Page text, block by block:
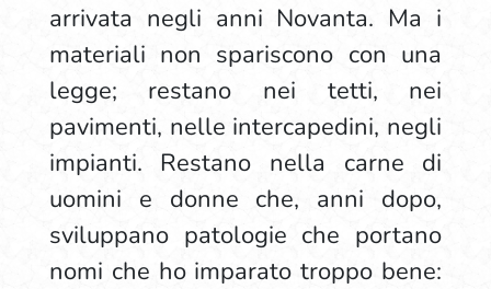
arrivata negli anni Novanta. Ma i
materiali non spariscono con una
legge; restano nei tetti, nei
pavimenti, nelle intercapedini, negli
impianti. Restano nella carne di
uomini e donne che, anni dopo,
sviluppano patologie che portano
nomi che ho imparato troppo bene: